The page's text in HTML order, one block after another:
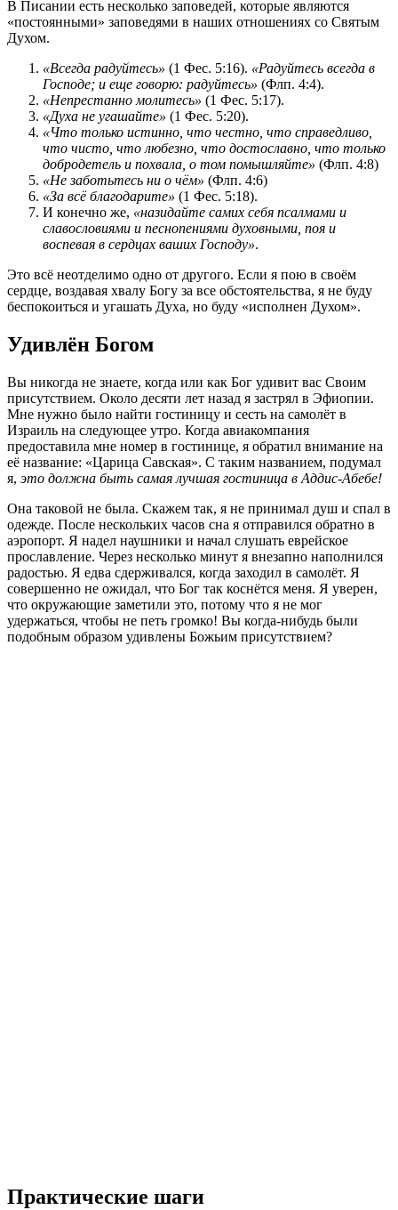
В Писании есть несколько заповедей, которые являются
«постоянными» заповедями в наших отношениях со Святым
Духом.
«Всегда радуйтесь» (1 Фес. 5:16). «Радуйтесь всегда в
Господе; и еще говорю: радуйтесь» (Флп. 4:4).
«Непрестанно молитесь» (1 Фес. 5:17).
«Духа не угашайте» (1 Фес. 5:20).
«Что только истинно, что честно, что справедливо,
что чисто, что любезно, что достославно, что только
добродетель и похвала, о том помышляйте» (Флп. 4:8)
«Не заботьтесь ни о чём» (Флп. 4:6)
«За всё благодарите» (1 Фес. 5:18).
И конечно же, «назидайте самих себя псалмами и
славословиями и песнопениями духовными, поя и
воспевая в сердцах ваших Господу».
Это всё неотделимо одно от другого. Если я пою в своём
сердце, воздавая хвалу Богу за все обстоятельства, я не буду
беспокоиться и угашать Духа, но буду «исполнен Духом».
Удивлён Богом
Вы никогда не знаете, когда или как Бог удивит вас Своим
присутствием. Около десяти лет назад я застрял в Эфиопии.
Мне нужно было найти гостиницу и сесть на самолёт в
Израиль на следующее утро. Когда авиакомпания
предоставила мне номер в гостинице, я обратил внимание на
её название: «Царица Савская». С таким названием, подумал
я, это должна быть самая лучшая гостиница в Аддис-Абебе!
Она таковой не была. Скажем так, я не принимал душ и спал в
одежде. После нескольких часов сна я отправился обратно в
аэропорт. Я надел наушники и начал слушать еврейское
прославление. Через несколько минут я внезапно наполнился
радостью. Я едва сдерживался, когда заходил в самолёт. Я
совершенно не ожидал, что Бог так коснётся меня. Я уверен,
что окружающие заметили это, потому что я не мог
удержаться, чтобы не петь громко! Вы когда-нибудь были
подобным образом удивлены Божьим присутствием?
Практические шаги